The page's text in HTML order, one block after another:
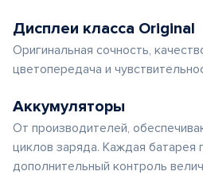
Дисплеи класса Original
Оригинальная сочность,
цветопередача и
Аккумуляторы
От производителей,
циклов заряда. Каждая батарея
дополнительный контроль